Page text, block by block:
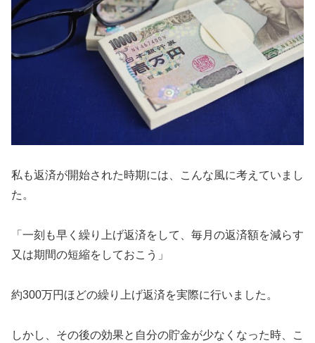
私も返済が開始された時期には、こんな風に考えていまし
た。
「一刻も早く繰り上げ返済をして、毎月の返済額を減らす
又は期間の短縮をしておこう」
約300万円ほどの繰り上げ返済を実際に行いました。
しかし、その後の効果と自分の貯金が少なくなった時、こ